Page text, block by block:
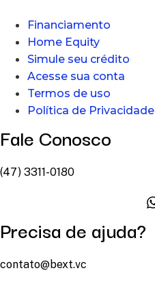
Financiamento
Home Equity
Simule seu crédito
Acesse sua conta
Termos de uso
Política de Privacidade
Fale Conosco
(47) 3311-0180
Precisa de ajuda?
contato@bext.vc